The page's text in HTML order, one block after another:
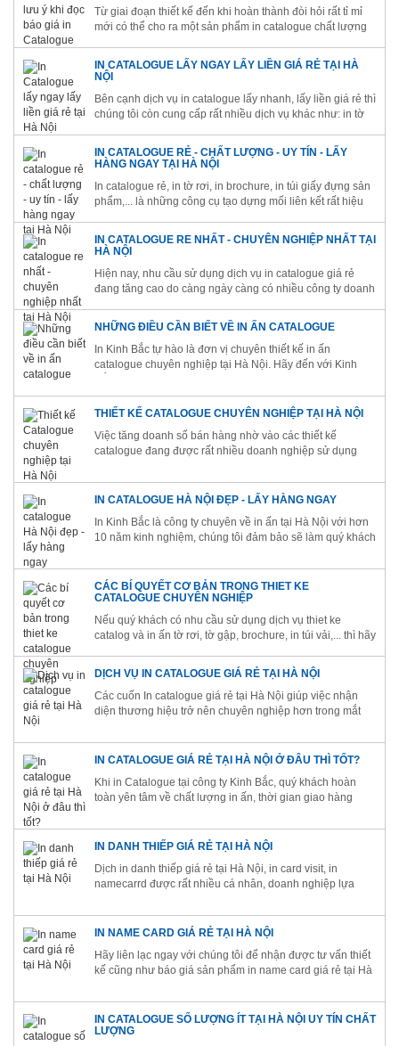
Từ giai đoạn thiết kế đến khi hoàn thành đòi hỏi rất tỉ mỉ
mới có thể cho ra một sản phẩm in catalogue chất lượng
IN CATALOGUE LẤY NGAY LẤY LIỀN GIÁ RẺ TẠI HÀ
NỘI
Bên cạnh dịch vụ in catalogue lấy nhanh, lấy liền giá rẻ thì
chúng tôi còn cung cấp rất nhiều dịch vụ khác như: in tờ
IN CATALOGUE RẺ - CHẤT LƯỢNG - UY TÍN - LẤY
HÀNG NGAY TẠI HÀ NỘI
In catalogue rẻ, in tờ rơi, in brochure, in túi giấy đựng sản
phẩm,... là những công cụ tạo dựng mối liên kết rất hiệu
IN CATALOGUE RE NHẤT - CHUYÊN NGHIỆP NHẤT TẠI
HÀ NỘI
Hiện nay, nhu cầu sử dụng dịch vụ in catalogue giá rẻ
đang tăng cao do càng ngày càng có nhiều công ty doanh
bá này.
NHỮNG ĐIỀU CẦN BIẾT VỀ IN ẤN CATALOGUE
In Kinh Bắc tự hào là đơn vị chuyên thiết kế in ấn
catalogue chuyên nghiệp tại Hà Nội. Hãy đến với Kinh
nhất các bạn nhé!
THIẾT KẾ CATALOGUE CHUYÊN NGHIỆP TẠI HÀ NỘI
Việc tăng doanh số bán hàng nhờ vào các thiết kế
catalogue đang được rất nhiều doanh nghiệp sử dụng
IN CATALOGUE HÀ NỘI ĐẸP - LẤY HÀNG NGAY
In Kinh Bắc là công ty chuyên về in ấn tại Hà Nội với hơn
10 năm kinh nghiệm, chúng tôi đảm bảo sẽ làm quý khách
CÁC BÍ QUYẾT CƠ BẢN TRONG THIET KE
CATALOGUE CHUYÊN NGHIỆP
Nếu quý khách có nhu cầu sử dụng dịch vụ thiet ke
catalog và in ấn tờ rơi, tờ gập, brochure, in túi vải,... thì hãy
DỊCH VỤ IN CATALOGUE GIÁ RẺ TẠI HÀ NỘI
Các cuốn In catalogue giá rẻ tại Hà Nội giúp việc nhận
diện thương hiệu trở nên chuyên nghiệp hơn trong mắt
IN CATALOGUE GIÁ RẺ TẠI HÀ NỘI Ở ĐÂU THÌ TỐT?
Khi in Catalogue tại công ty Kinh Bắc, quý khách hoàn
toàn yên tâm về chất lượng in ấn, thời gian giao hàng
Noi số lượng ít, lấy hàng ngay.
IN DANH THIẾP GIÁ RẺ TẠI HÀ NỘI
Dịch in danh thiếp giá rẻ tại Hà Nội, in card visit, in
namecarrd được rất nhiều cá nhân, doanh nghiệp lựa
IN NAME CARD GIÁ RẺ TẠI HÀ NỘI
Hãy liên lạc ngay với chúng tôi để nhận được tư vấn thiết
kế cũng như báo giá sản phẩm in name card giá rẻ tại Hà
IN CATALOGUE SỐ LƯỢNG ÍT TẠI HÀ NỘI UY TÍN CHẤT
LƯỢNG